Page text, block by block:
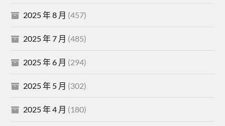
2025 年 8 月 (457)
2025 年 7 月 (485)
2025 年 6 月 (294)
2025 年 5 月 (302)
2025 年 4 月 (180)